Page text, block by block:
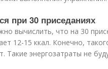
при 30 приседаниях
вычислить, что на 30
12-15 ккал. Конечно,
Такие энергозатраты не